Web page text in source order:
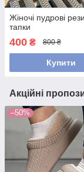
Жіночі пудрові
тапки
400 ₴ 800 ₴
Купити
Акційні
–50%